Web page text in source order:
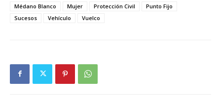
Médano Blanco
Mujer Protección Civil
Punto Fijo
Sucesos
Vehículo Vuelco